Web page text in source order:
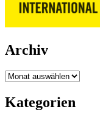
Archiv
Archiv
Kategorien